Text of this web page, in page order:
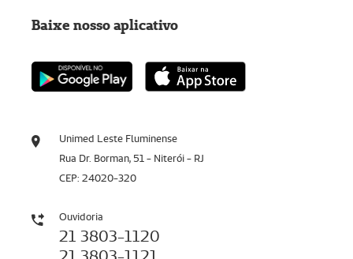
Unimed Leste Fluminense
Rua Dr. Borman, 51 - Niterói - RJ
CEP: 24020-320
Ouvidoria
21 3803-1120
Baixe nosso aplicativo